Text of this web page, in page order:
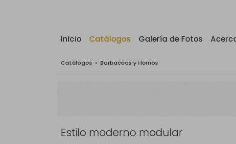
Inicio Catálogos Galería de Fotos
Catálogos • Barbacoas y Hornos
Estilo moderno modular